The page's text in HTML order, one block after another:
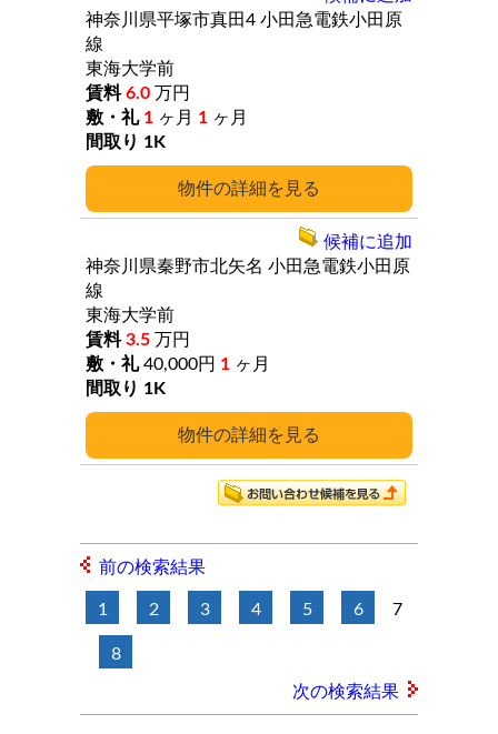
詳細
神奈川県平塚市真田4 小田急電鉄小田原
線
東海大学前
6.0 万円
1 ヶ月 1 ヶ月
1K
詳細
神奈川県秦野市北矢名 小田急電鉄小田原
線
東海大学前
3.5 万円
40,000円 1 ヶ月
1K
候補に追加
前の検索結果
1 2 3 4 5 6 7
8
次の検索結果